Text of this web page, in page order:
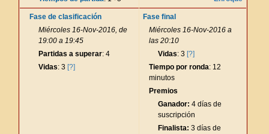
Fase de clasificación
Miércoles 16-Nov-2016, de
19:00 a 19:45
Partidas a superar: 4
Vidas: 3 [?]
Fase final
Miércoles 16-Nov-2016 a
las 20:10
Vidas: 3 [?]
Tiempo por ronda: 12
minutos
Premios
Ganador: 4 días de
suscripción
Finalista: 3 días de